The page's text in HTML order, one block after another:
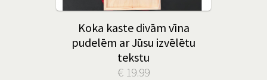
Koka kaste divām vīna
pudelēm ar Jūsu izvēlētu
tekstu
€ 19.99